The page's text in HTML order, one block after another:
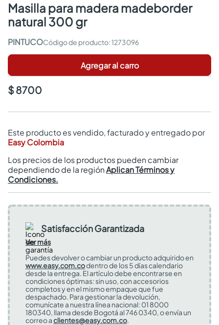
masilla para madera madeborder
natural 300 gr
PINTUCO :1273096
Agregar al carro
$ 8700
Este producto es vendido, facturado y entregado por
Easy Colombia
Los precios de los productos pueden cambiar
dependiendo de la regiónAplican Términos y
Condiciones.
Satisfacción Garantizada
Ver más
Puedes devolver o cambiar un producto adquirido en
www.easy.com.codentro de los 5 días calendario
desde la entrega. El artículo debe encontrarse en
condiciones óptimas: sin uso, con accesorios
completos y en el mismo empaque que fue
despachado. Para gestionar la devolución,
comunícate a nuestra línea nacional: 01 8000
180340, llama desde Bogotá al 746 0340, o envía un
correo aclientes@easy.com.co.